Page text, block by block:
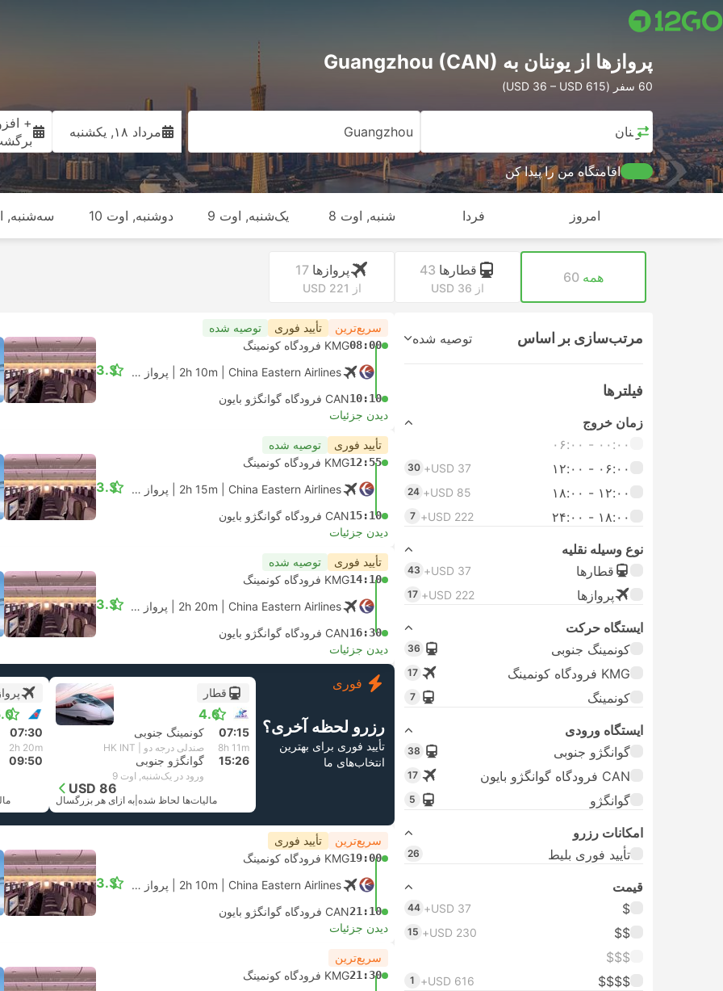
پرواز‌ها از یوننان به Guangzhou (CAN)
60 سفر (USD 36 – USD 615)
یوننان Guangzhou مرداد ۱۸, یکشنبه
+
اقامتگاه من را پیدا کن
امروز فردا شنبه, اوت 8 یک‌شنبه, اوت 9 دوشنبه, اوت 10 سه‌شنبه,
همه 60 قطارها 43
از USD 36
پرواز‌ها 17
از USD 221
مرتب‌سازی بر اساس توصیه شده
فیلتر‌ها
زمان خروج
۰۰:۰۰ - ۰۶:۰۰
۰۶:۰۰ - ۱۲:۰۰
USD 37+
30
۱۲:۰۰ - ۱۸:۰۰ USD 85+
24
۱۸:۰۰ - ۲۴:۰۰ USD 222+
7
نوع وسیله نقلیه
قطارها
USD 37+
43
پرواز‌ها USD 222+
17
ایستگاه حرکت
کونمینگ جنوبی
36
KMG فرودگاه کونمینگ 17
کونمینگ 7
ایستگاه ورودی
گوانگژو جنوبی
38
CAN فرودگاه گوانگژو بایون 17
گوانگژو 5
امکانات رزرو
تأیید فوری بلیط
26
قیمت
$
USD 37+
44
$$
USD 230+
15
$$$
$$$$
USD 616+
1
سریع‌ترین تأیید فوری توصیه شده
08:00KMG فرودگاه کونمینگ
2h 10m | China Eastern Airlines پرواز #MU5731 |اقتصادی
10:10CAN فرودگاه گوانگژو بایون
3.3
دیدن جزئیات
تأیید فوری توصیه شده
12:55KMG فرودگاه کونمینگ
2h 15m | China Eastern Airlines پرواز #MU9689 |اقتصادی
15:10CAN فرودگاه گوانگژو بایون
3.3
دیدن جزئیات
تأیید فوری توصیه شده
14:10KMG فرودگاه کونمینگ
2h 20m | China Eastern Airlines پرواز #MU5733 |اقتصادی
16:30CAN فرودگاه گوانگژو بایون
3.3
دیدن جزئیات
فوری
رزرو لحظه آخری؟
تأیید فوری برای بهترین
انتخاب‌های ما
قطار
4.6
07:15 کونمینگ جنوبی
8h 11m صندلی درجه دو | HK INT
15:26 گوانگژو جنوبی
ورود در یک‌شنبه, اوت 9
USD 86
مالیات‌ها لحاظ شده به ازای هر بزرگسال
پرواز
07:30
2h 20m
09:50
سریع‌ترین تأیید فوری
19:00KMG فرودگاه کونمینگ
2h 10m | China Eastern Airlines پرواز #MU5739 |اقتصادی
21:10CAN فرودگاه گوانگژو بایون
3.3
دیدن جزئیات
سریع‌ترین
21:30KMG فرودگاه کونمینگ